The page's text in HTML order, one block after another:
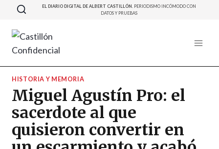
Saltar
contenido
EL DIARIO DIGITAL DE ALBERT CASTILLÓN. PERIODISMO INCÓMODO CON
DATOS Y PRUEBAS
HISTORIA Y MEMORIA
Miguel Agustín Pro: el
sacerdote al que
quisieron convertir en